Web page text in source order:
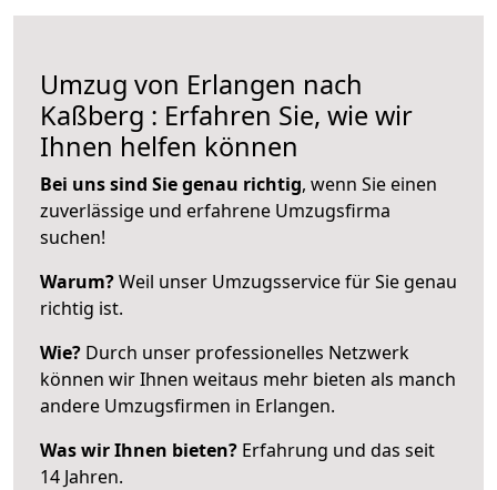
Umzug von Erlangen nach
Kaßberg : Erfahren Sie, wie wir
Ihnen helfen können
Bei uns sind Sie genau richtig, wenn Sie einen
zuverlässige und erfahrene Umzugsfirma
suchen!
Warum?Weil unser Umzugsservice für Sie genau
richtig ist.
Wie? Durch unser professionelles Netzwerk
können wir Ihnen weitaus mehr bieten als manch
andere Umzugsfirmen in Erlangen.
Was wir Ihnen bieten? Erfahrung und das seit
14 Jahren.